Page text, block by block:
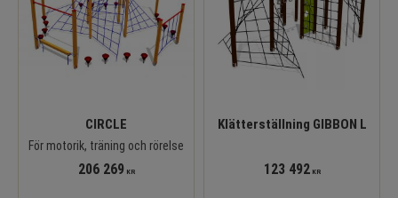
CIRCLE
För motorik, träning och rörelse
206 269 KR
Klätterställning GIBBON L
123 492KR